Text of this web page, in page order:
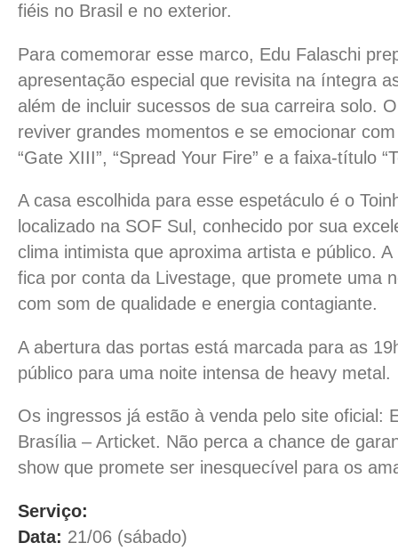
fiéis no Brasil e no exterior.
Para comemorar esse marco, Edu Falaschi
apresentação especial que revisita na íntegra
além de incluir sucessos de sua carreira solo.
reviver grandes momentos e se emocionar
“Gate XIII”, “Spread Your Fire” e a faixa-título
A casa escolhida para esse espetáculo é o
localizado na SOF Sul, conhecido por sua
clima intimista que aproxima artista e público.
fica por conta da Livestage, que promete uma
com som de qualidade e energia contagiante.
A abertura das portas está marcada para as
público para uma noite intensa de heavy metal.
Os ingressos já estão à venda pelo site oficial:
Brasília – Articket. Não perca a chance de
show que promete ser inesquecível para os
Serviço:
Data: 21/06 (sábado)